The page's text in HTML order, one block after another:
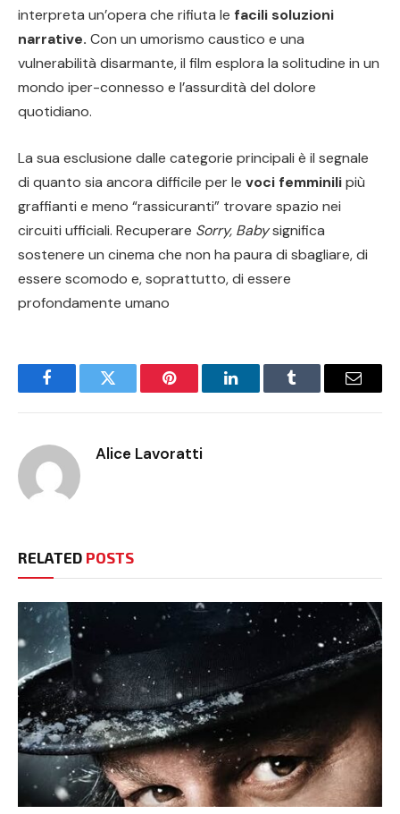
interpreta un’opera che rifiuta le facili soluzioni
narrative. Con un umorismo caustico e una
vulnerabilità disarmante, il film esplora la solitudine in un
mondo iper-connesso e l’assurdità del dolore
quotidiano.
La sua esclusione dalle categorie principali è il segnale
di quanto sia ancora difficile per le voci femminilipiù
graffianti e meno “rassicuranti” trovare spazio nei
circuiti ufficiali. Recuperare Sorry, Babysignifica
sostenere un cinema che non ha paura di sbagliare, di
essere scomodo e, soprattutto, di essere
profondamente umano
FacebookTwitter Pinterest LinkedInTumblr Email
Alice Lavoratti
RELATED POSTS